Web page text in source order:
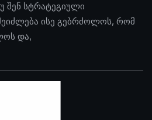
შენ სტრატეგიული
ისე გებრძოლოს, რომ
და,